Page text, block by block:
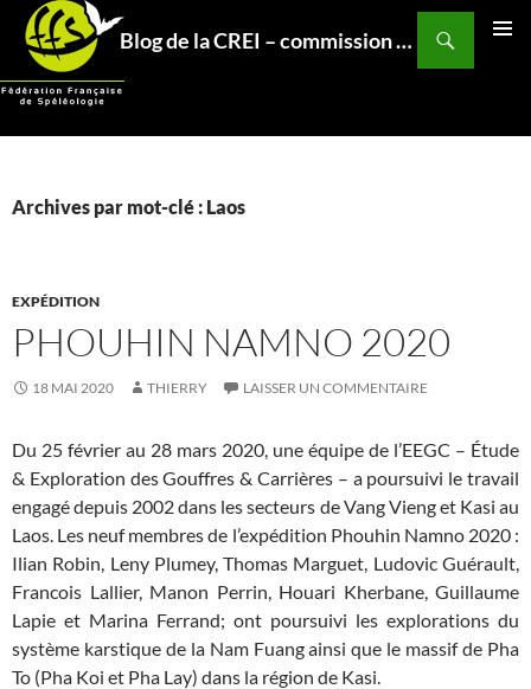
Aller
contenu
Blog de la CREI – commission relations et expéditions internationales – Fédération Française de Spéléo
Recherche
Archives par mot-clé : Laos
EXPÉDITION
PHOUHIN NAMNO 2020
18 MAI 2020 THIERRY LAISSER UN COMMENTAIRE
Du 25 février au 28 mars 2020, une équipe de l’EEGC – Étude
& Exploration des Gouffres & Carrières – a poursuivi le travail
engagé depuis 2002 dans les secteurs de Vang Vieng et Kasi au
Laos. Les neuf membres de l’expédition Phouhin Namno 2020 :
Ilian Robin, Leny Plumey, Thomas Marguet, Ludovic Guérault,
Francois Lallier, Manon Perrin, Houari Kherbane, Guillaume
Lapie et Marina Ferrand; ont poursuivi les explorations du
système karstique de la Nam Fuang ainsi que le massif de Pha
To (Pha Koi et Pha Lay) dans la région de Kasi.